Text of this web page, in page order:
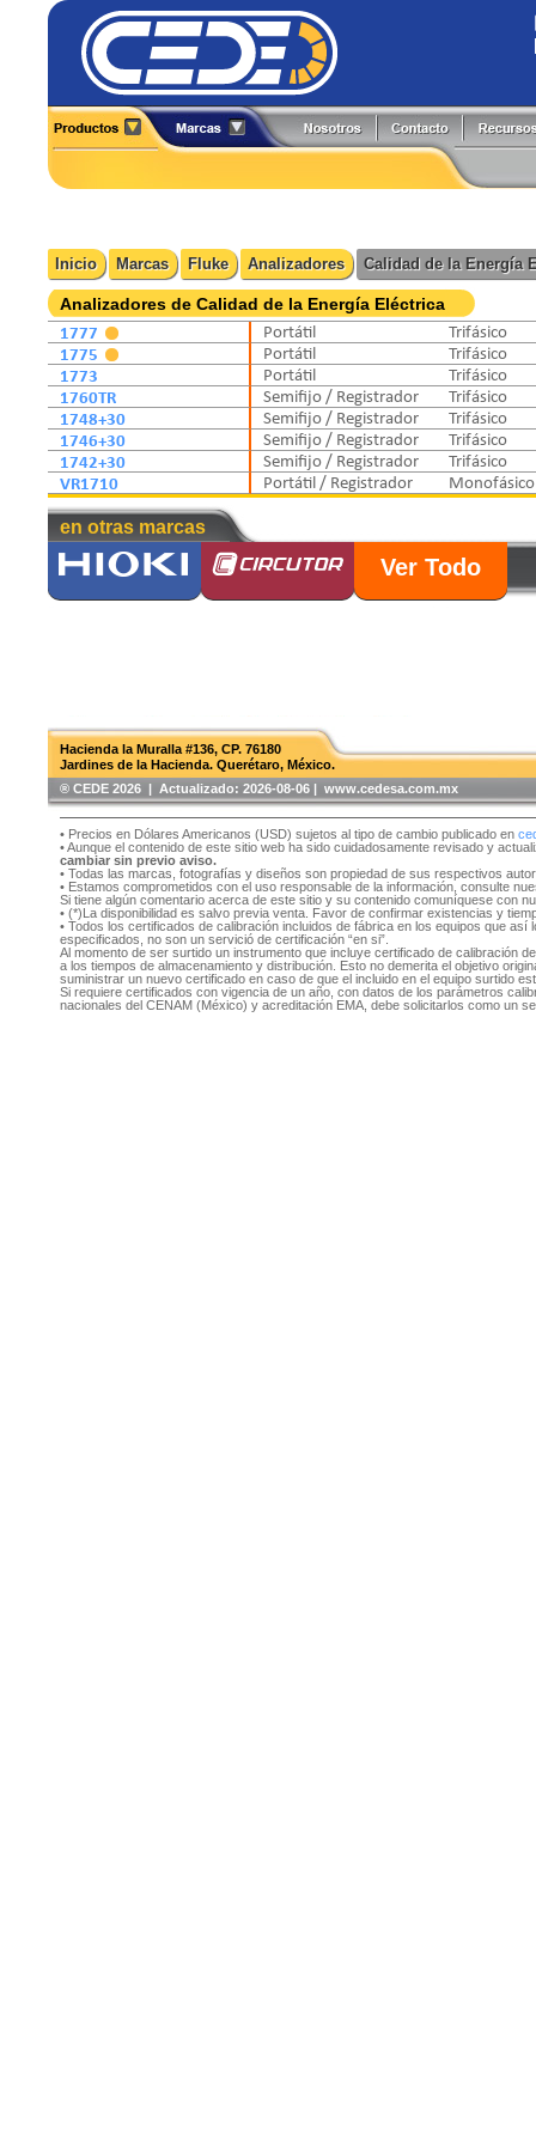
Cámaras Termográficas
Compensación Reactiva
Contadores
Detectores
Fuentes de Poder
Generadores de Funciones
Medidores
Multímetros
Osciloscopios
Caltest Electronics
Circutor
Comark
Extech
FlukeCal
Global Specialties
GW Instek
Hioki
Inicio Marcas Fluke Analizadores Calidad de la Energía
Analizadores de Calidad de la Energía Eléctrica
1777
1775
1773
1760TR
1748+30
1746+30
1742+30
VR1710
Portátil
Trifásico
Portátil
Trifásico
Portátil
Trifásico
Semifijo / Registrador
Trifásico
Semifijo / Registrador
Trifásico
Semifijo / Registrador
Trifásico
Semifijo / Registrador
Trifásico
Portátil / Registrador
Monofásico
en otras marcas
Ver Todo
Hacienda la Muralla #136, CP. 76180
Jardines de la Hacienda. Querétaro, México.
®️ CEDE 2026 | Actualizado: 2026-08-06 | www.cedesa.com.mx
• Precios en Dólares Americanos (USD) sujetos al tipo de cambio publicado en
• Aunque el contenido de este sitio web ha sido cuidadosamente revisado y
cambiar sin previo aviso.
• Todas las marcas, fotografías y diseños son propiedad de sus respectivos
• Estamos comprometidos con el uso responsable de la información, consulte
Si tiene algún comentario acerca de este sitio y su contenido comuníquese con
• (*)La disponibilidad es salvo previa venta. Favor de confirmar existencias y
• Todos los certificados de calibración incluidos de fábrica en los equipos que
especificados, no son un servició de certificación “en si”.
Al momento de ser surtido un instrumento que incluye certificado de calibración
a los tiempos de almacenamiento y distribución. Esto no demerita el objetivo
suministrar un nuevo certificado en caso de que el incluido en el equipo surtido
Si requiere certificados con vigencia de un año, con datos de los parámetros
nacionales del CENAM (México) y acreditación EMA, debe solicitarlos como un